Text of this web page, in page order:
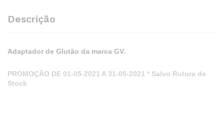
Descrição
Adaptador de Glutão da marca GV.
PROMOÇÃO DE 01-05-2021 A 31-05-2021 * Salvo Rutura de
Stock